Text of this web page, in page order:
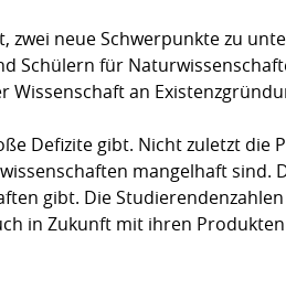
zwei neue Schwerpunkte zu
Schülern für
an
Defizite gibt. Nicht zuletzt die
mangelhaft sind.
gibt. Die
in Zukunft mit ihren